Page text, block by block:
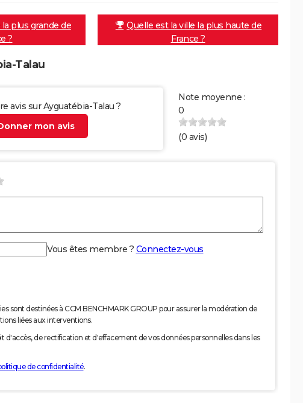
plus grande de
?
Quelle est la ville la plus haute de
France ?
Talau
avis sur Ayguatébia-Talau ?
mon avis
Note moyenne :
0
(0 avis)
Vous êtes membre ? Connectez-vous
sont destinées à CCM BENCHMARK GROUP pour assurer la modération de
liées aux interventions.
d'accès, de rectification et d'effacement de vos données personnelles dans les
de confidentialité.